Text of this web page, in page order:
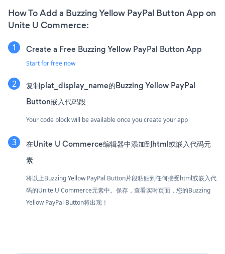
How To Add a Buzzing Yellow PayPal Button App on
Unite U Commerce:
Create a Free Buzzing Yellow PayPal Button App
Start for free now
复制plat_display_name的Buzzing Yellow PayPal
Button嵌入代码段
Your code block will be available once you create your app
在Unite U Commerce编辑器中添加到html或嵌入代码元
素
将以上Buzzing Yellow PayPal Button片段粘贴到任何接受html或嵌入代
码的Unite U Commerce元素中。保存，查看实时页面，您的Buzzing
Yellow PayPal Button将出现！